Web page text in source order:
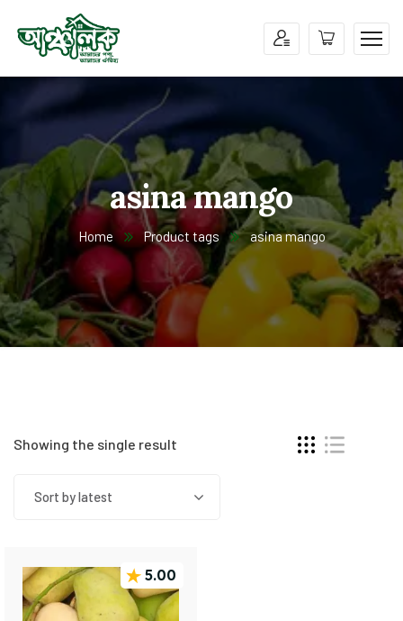
asina mango
Home Product tags asina mango
Showing the single result
Sort by latest
5.00